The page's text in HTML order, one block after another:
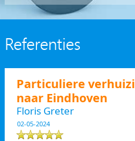
Referenties
Particuliere
naar Eindhoven
Floris Greter
02-05-2024